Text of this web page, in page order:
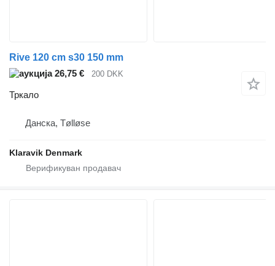
Rive 120 cm s30 150 mm
26,75 €
200 DKK
Тркало
Данска, Tølløse
Klaravik Denmark